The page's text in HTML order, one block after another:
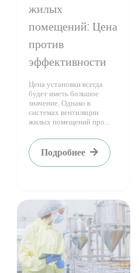
жилых
помещений: Цена
против
эффективности
Цена установки всегда
будет иметь большое
значение. Однако в
системах вентиляции
жилых помещений про...
Подробнее